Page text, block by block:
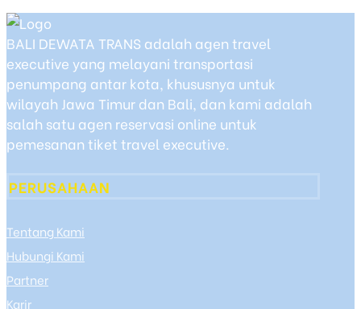
BALI DEWATA TRANS adalah agen travel
executive yang melayani transportasi
penumpang antar kota, khususnya untuk
wilayah Jawa Timur dan Bali, dan kami adalah
salah satu agen reservasi online untuk
pemesanan tiket travel executive.
PERUSAHAAN
Tentang Kami
Hubungi Kami
Partner
Karir